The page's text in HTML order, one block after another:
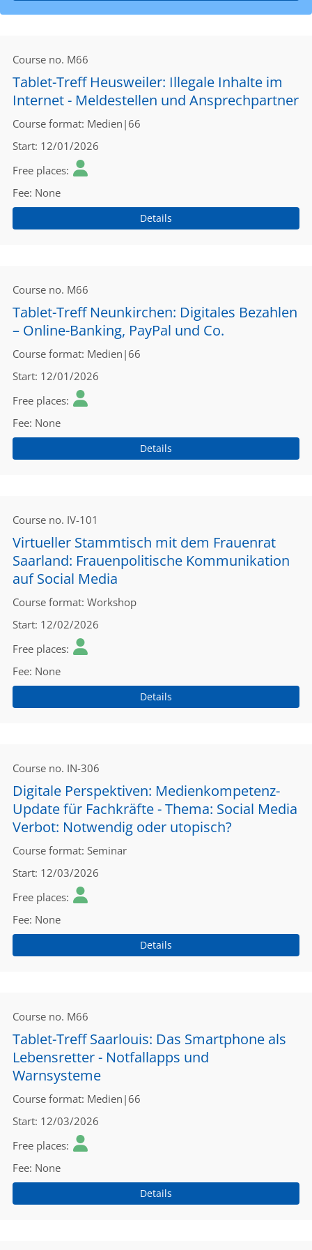
Course no. M66
Tablet-Treff Heusweiler: Illegale Inhalte im
Internet - Meldestellen und Ansprechpartner
Course format Medien|66
Start 12/01/2026
Free places
Fee None
Details
Course no. M66
Tablet-Treff Neunkirchen: Digitales Bezahlen
– Online-Banking, PayPal und Co.
Course format Medien|66
Start 12/01/2026
Free places
Fee None
Details
Course no. IV-101
Virtueller Stammtisch mit dem Frauenrat
Saarland: Frauenpolitische Kommunikation
auf Social Media
Course format Workshop
Start 12/02/2026
Free places
Fee None
Details
Course no. IN-306
Digitale Perspektiven: Medienkompetenz-
Update für Fachkräfte - Thema: Social Media
Verbot: Notwendig oder utopisch?
Course format Seminar
Start 12/03/2026
Free places
Fee None
Details
Course no. M66
Tablet-Treff Saarlouis: Das Smartphone als
Lebensretter - Notfallapps und
Warnsysteme
Course format Medien|66
Start 12/03/2026
Free places
Fee None
Details